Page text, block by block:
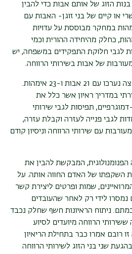
הזוג של אותם אבות כדי להבין
או קיים של בני זוגן- האבות עם
במחקר מבוססת על עדויות
כחלק מהיחידה ההורית וכמי
לגבי חלוקת התפקידים במשפחה, יש
של אבות בשירותי הרווחה.
ראיונות עומק מובנים למחצה נערכו עם 21 אבות ו-23 אימהות.
במדריך ראיון אשר כלל את
תפיסות לגבי שירותי
לגבי פנייה לעזרה וקבלת עזרה,
עם שירותי הרווחה וניסיון קודם
המבקשת להבין את
השקפתו של האדם החווה אותה. על
שמות ופרטים ליצירת קשר
נמסרו לידי רק לאחר שהעובדים
ניתוח הראיונות חשף שחלק נכבד
הרווחה מיועדים לסיוע
רובם אמרו כבר בתחילת הריאיון
שני בני הזוג לשירותי הרווחה